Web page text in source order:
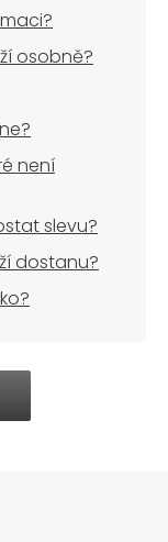
osobně?
není
slevu?
dostanu?